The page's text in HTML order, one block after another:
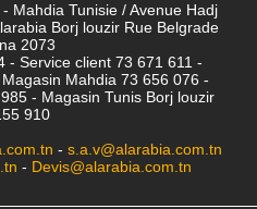
Mahdia Tunisie / Avenue Hadj
Borj louzir Rue Belgrade
2073
- Service client 73 671 611 -
Mahdia 73 656 076 -
- Magasin Tunis Borj louzir
910
- s.a.v@alarabia.com.tn
- Devis@alarabia.com.tn